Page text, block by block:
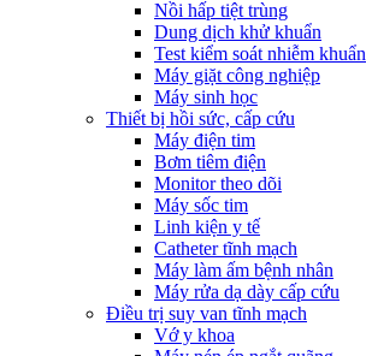
Nồi hấp tiệt trùng
Dung dịch khử khuẩn
Test kiểm soát nhiễm khuẩn
Máy giặt công nghiệp
Máy sinh học
Thiết bị hồi sức, cấp cứu
Máy điện tim
Bơm tiêm điện
Monitor theo dõi
Máy sốc tim
Linh kiện y tế
Catheter tĩnh mạch
Máy làm ấm bệnh nhân
Máy rửa dạ dày cấp cứu
Điều trị suy van tĩnh mạch
Vớ y khoa